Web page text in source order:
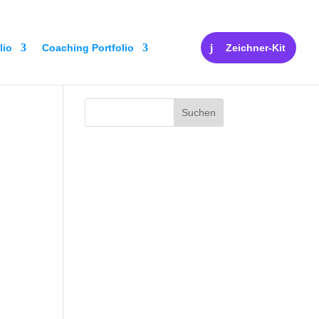
Coaching Portfolio Zeichner-Kit